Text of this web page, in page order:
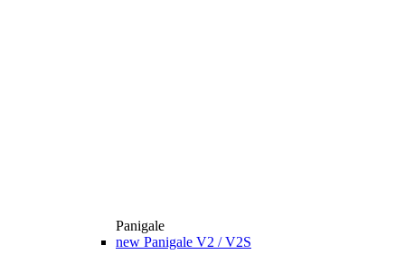
Panigale
new Panigale V2 / V2S